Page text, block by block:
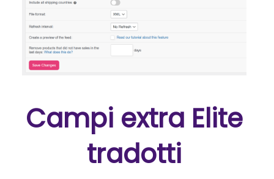
Campi extra Elite
tradotti